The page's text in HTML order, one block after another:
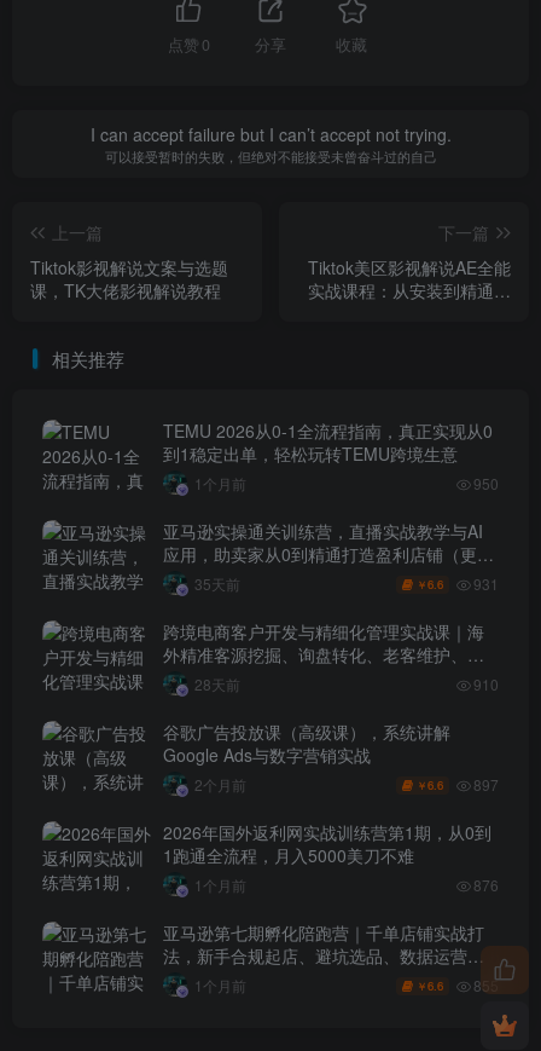
点赞 0 分享 收藏
I can accept failure but I can’t accept not trying.
可以接受暂时的失败，但绝对不能接受未曾奋斗过的自己
上一篇
Tiktok影视解说文案与选题
课，TK大佬影视解说教程
下一篇
Tiktok美区影视解说AE全能
实战课程：从安装到精通，
相关推荐
TEMU 2026从0-1全流程指南，真正实现从0
到1稳定出单，轻松玩转TEMU跨境生意
1个月前 950
亚马逊实操通关训练营，直播实战教学与AI
应用，助卖家从0到精通打造盈利店铺（更新
7月3日）
35天前 ￥6.6 931
跨境电商客户开发与精细化管理实战课｜海
外精准客源挖掘、询盘转化、老客维护、客
户分层全流程落地教程
28天前 910
谷歌广告投放课（高级课），系统讲解
Google Ads与数字营销实战
2个月前 ￥6.6 897
2026年国外返利网实战训练营第1期，从0到
1跑通全流程，月入5000美刀不难
1个月前 876
亚马逊第七期孵化陪跑营｜千单店铺实战打
法，新手合规起店、避坑选品、数据运营全
落地（更新0625）
1个月前 ￥6.6 855